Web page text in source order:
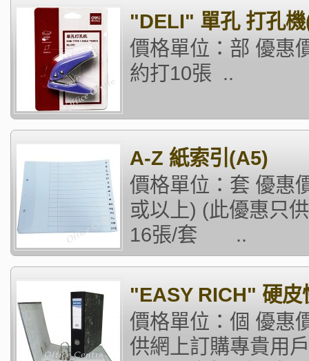
"DELI" 單孔 打孔
價格單位：部 優惠
約打10張 ..
A-Z 紙索引(A5)
價格單位：套 優惠
或以上) (此優惠只
16張/套 ..
"EASY RICH" 硬
價格單位：個 優惠
供網上訂購專貴用